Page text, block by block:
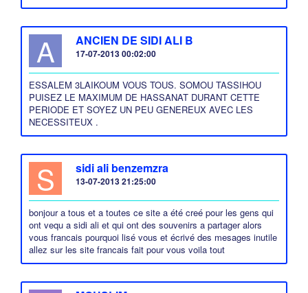
A ANCIEN DE SIDI ALI B
17-07-2013 00:02:00
ESSALEM 3LAIKOUM VOUS TOUS. SOMOU TASSIHOU
PUISEZ LE MAXIMUM DE HASSANAT DURANT CETTE
PERIODE ET SOYEZ UN PEU GENEREUX AVEC LES
NECESSITEUX .
S sidi ali benzemzra
13-07-2013 21:25:00
bonjour a tous et a toutes ce site a été creé pour les gens qui
ont vequ a sidi ali et qui ont des souvenirs a partager alors
vous francais pourquoi lisé vous et écrivé des mesages inutile
allez sur les site francais fait pour vous voila tout